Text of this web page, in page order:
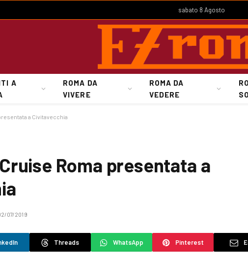
sabato 8 Agosto
A
ROMA DA
VIVERE
ROMA DA
VEDERE
a Civitavecchia
Cruise Roma presentata a
07/2019
Threads WhatsApp Pinterest